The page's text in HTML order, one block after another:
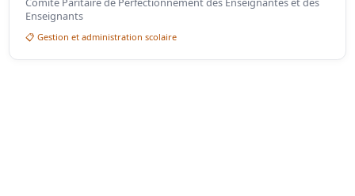
Enseignants
📋 Gestion et administration scolaire